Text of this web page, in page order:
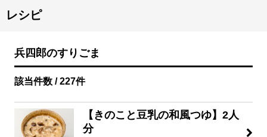
レシピ
兵四郎のすりごま
該当件数 / 227件
【きのこと豆乳の和風つゆ】2人
分